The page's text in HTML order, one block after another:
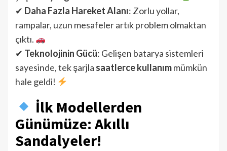
✔ Daha Fazla Hareket Alanı: Zorlu yollar,
rampalar, uzun mesafeler artık problem olmaktan
çıktı.
✔ Teknolojinin Gücü: Gelişen batarya sistemleri
sayesinde, tek şarjla saatlerce kullanımmümkün
hale geldi!
İlk Modellerden
Günümüze: Akıllı
Sandalyeler!